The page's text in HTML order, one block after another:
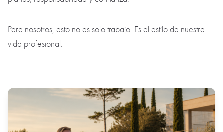
Diseñamos la estrategia, la presentación, el posicionamiento,
protección de los intereses del propietario y el control de
cada etapa.
protocolaria.
Porque detrás de cada inmueble hay dinero, decisiones,